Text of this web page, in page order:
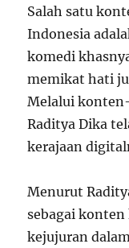
Salah satu
Indonesia
komedi
memikat hati
Melalui
Raditya Dika
kerajaan
Menurut
sebagai
kejujuran